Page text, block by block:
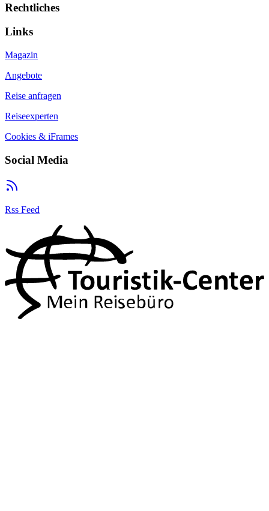
Rechtliches
Links
Magazin
Angebote
Reise anfragen
Reiseexperten
Cookies & iFrames
Social Media
Rss Feed